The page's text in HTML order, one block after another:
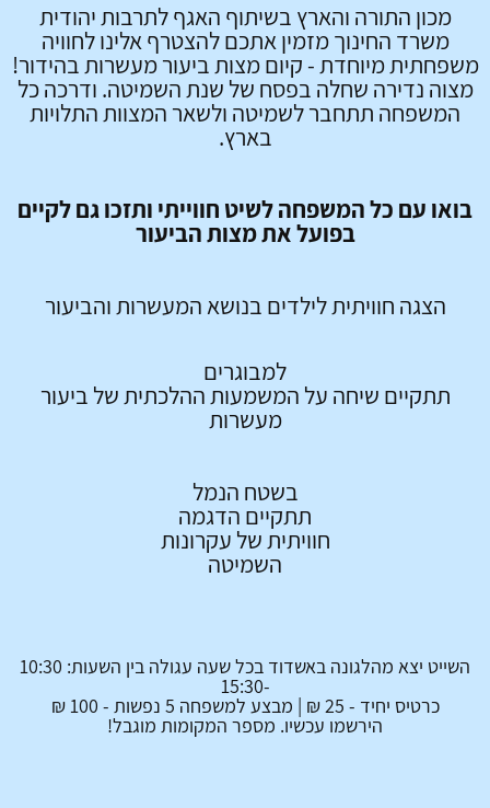
מכון התורה והארץ בשיתוף האגף לתרבות יהודית
משרד החינוך מזמין אתכםלהצטרףאלינו לחוויה
משפחתית מיוחדת - קיום מצות ביעור מעשרות בהידור!
מצוה נדירה שחלה בפסח של שנת השמיטה. ודרכה כל
המשפחה תתחבר לשמיטה ולשאר המצוות התלויות
בארץ.
בואו עם כל המשפחה לשיט חווייתי ותזכו גם לקיים
בפועל את מצות הביעור
הצגה חוויתית לילדים בנושא המעשרות והביעור
למבוגרים
תתקיים שיחה על המשמעות ההלכתית של ביעור
מעשרות
בשטח הנמל
תתקיים הדגמה
חוויתית של עקרונות
השמיטה
השייט יצא מהלגונה באשדוד בכל שעה עגולה בין השעות: 10:30
-15:30
כרטיס יחיד - 25 ₪ | מבצע למשפחה 5 נפשות - 100 ₪
הירשמו עכשיו. מספר המקומות מוגבל!